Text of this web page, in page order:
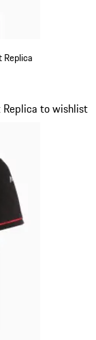
Replica to wishlist